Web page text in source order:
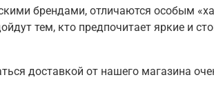
брендами, отличаются особым
тем, кто предпочитает яркие и
доставкой от нашего магазина